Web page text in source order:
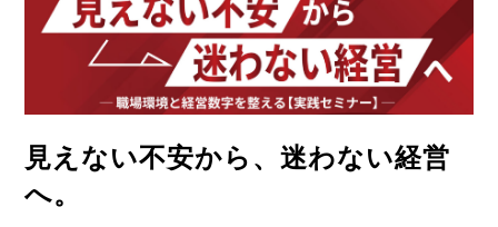
見えない不安から、迷わない経営
へ。